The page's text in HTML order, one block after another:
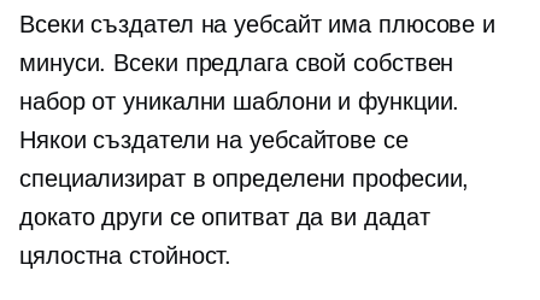
Всеки създател на уебсайт има плюсове и
минуси. Всеки предлага свой собствен
набор от уникални шаблони и функции.
Някои създатели на уебсайтове се
специализират в определени професии,
докато други се опитват да ви дадат
цялостна стойност.